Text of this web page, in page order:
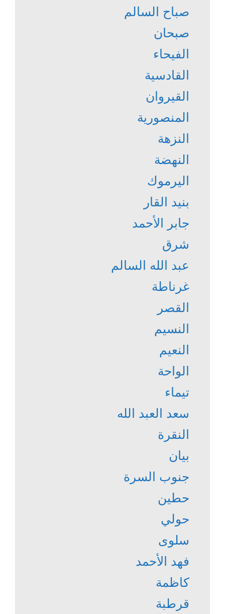
صباح السالم
صبحان
الفيحاء
القادسية
القيروان
المنصورية
النزهة
النهضة
اليرموك
بنيد القار
جابر الأحمد
شرق
عبد الله السالم
غرناطة
القصر
النسيم
النعيم
الواحة
تيماء
سعد العبد الله
النقرة
بيان
جنوب السرة
حطين
حولي
سلوى
فهد الأحمد
كاظمة
قرطبة